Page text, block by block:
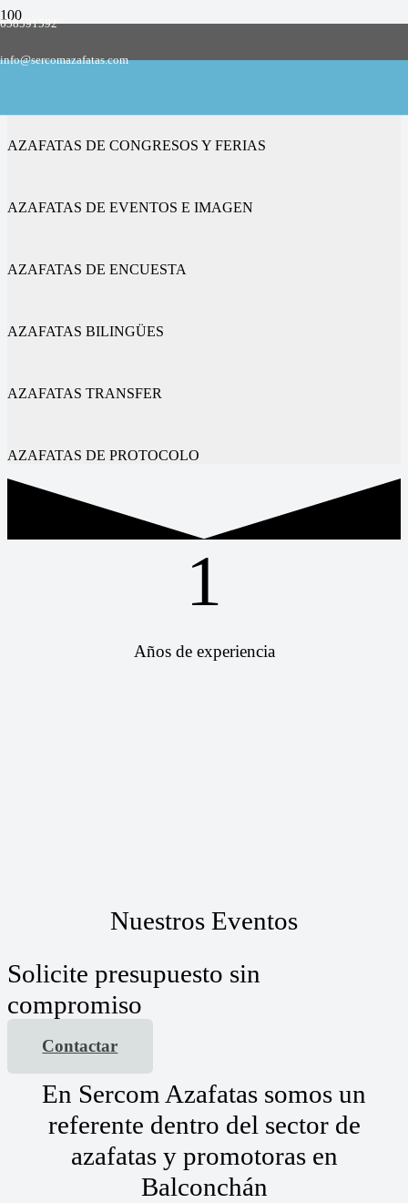
658591592
info@sercomazafatas.com
AZAFATAS DE CONGRESOS Y FERIAS
AZAFATAS DE EVENTOS E IMAGEN
AZAFATAS DE ENCUESTA
AZAFATAS BILINGÜES
AZAFATAS TRANSFER
AZAFATAS DE PROTOCOLO
1
Años de experiencia
Nuestros Eventos
Solicite presupuesto sin
compromiso
Contactar
En Sercom Azafatas somos un
referente dentro del sector de
azafatas y promotoras en
Balconchán